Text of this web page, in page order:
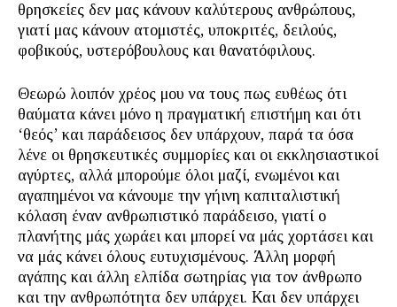
θρησκείες δεν μας κάνουν καλύτερους ανθρώπους,
γιατί μας κάνουν ατομιστές, υποκριτές, δειλούς,
φοβικούς, υστερόβουλους και θανατόφιλους.
Θεωρώ λοιπόν χρέος μου να τους πως ευθέως ότι
θαύματα κάνει μόνο η πραγματική επιστήμη και ότι
‘θεός’ και παράδεισος δεν υπάρχουν, παρά τα όσα
λένε οι θρησκευτικές συμμορίες και οι εκκλησιαστικοί
αγύρτες, αλλά μπορούμε όλοι μαζί, ενωμένοι και
αγαπημένοι να κάνουμε την γήινη καπιταλιστική
κόλαση έναν ανθρωπιστικό παράδεισο, γιατί ο
πλανήτης μάς χωράει και μπορεί να μάς χορτάσει και
να μάς κάνει όλους ευτυχισμένους. Άλλη μορφή
αγάπης και άλλη ελπίδα σωτηρίας για τον άνθρωπο
και την ανθρωπότητα δεν υπάρχει. Και δεν υπάρχει